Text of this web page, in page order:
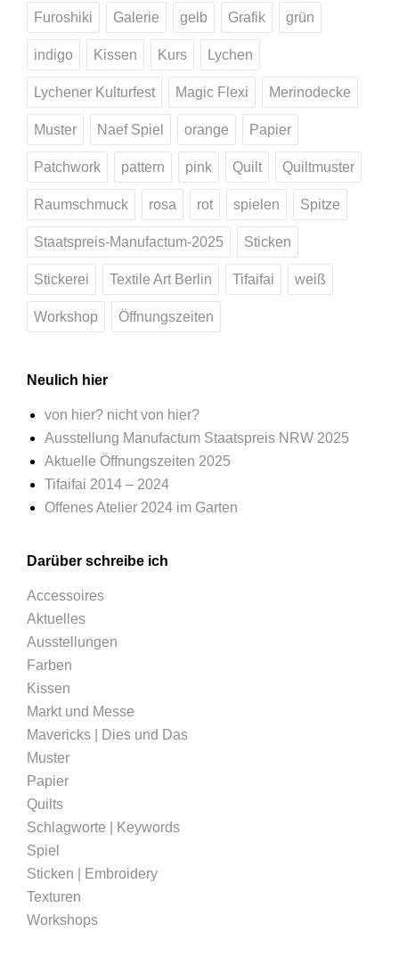
Furoshiki Galerie gelb Grafik grün
indigo Kissen Kurs Lychen
Lychener Kulturfest Magic Flexi Merinodecke
Muster Naef Spiel orange Papier
Patchwork pattern pink Quilt Quiltmuster
Raumschmuck rosa rot spielen Spitze
Staatspreis-Manufactum-2025 Sticken
Stickerei Textile Art Berlin Tifaifai weiß
Workshop Öffnungszeiten
Neulich hier
von hier? nicht von hier?
Ausstellung Manufactum Staatspreis NRW 2025
Aktuelle Öffnungszeiten 2025
Tifaifai 2014 – 2024
Offenes Atelier 2024 im Garten
Darüber schreibe ich
Accessoires
Aktuelles
Ausstellungen
Farben
Kissen
Markt und Messe
Mavericks | Dies und Das
Muster
Papier
Quilts
Schlagworte | Keywords
Spiel
Sticken | Embroidery
Texturen
Workshops